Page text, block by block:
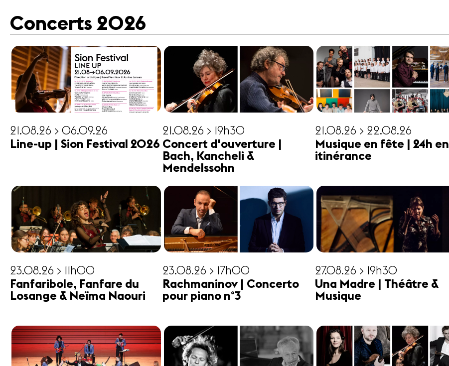
A propos
Mentions
Contact
Concerts 2026
21.08.26 > 06.09.26
Line-up | Sion Festival 2026
21.08.26 > 19h30
Concert d'ouverture |
Bach, Kancheli &
Mendelssohn
21.08.26 > 22.08.26
Musique en fête | 24h en
itinérance
23.08.26 > 11h00
Fanfaribole, Fanfare du
Losange & Neïma Naouri
23.08.26 > 17h00
Rachmaninov | Concerto
pour piano n°3
27.08.26 > 19h30
Una Madre | Théâtre &
Musique